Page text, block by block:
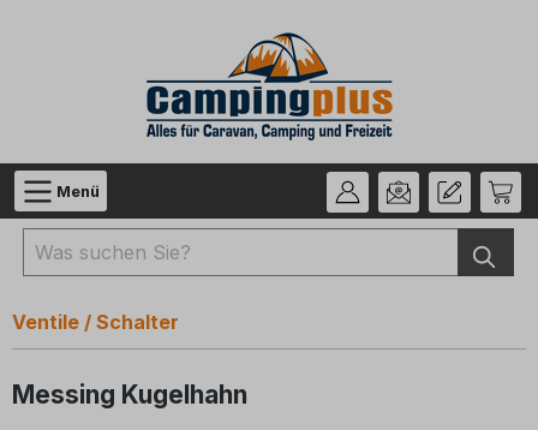
Zum Hauptinhalt springen
Menü
Ventile / Schalter
Messing Kugelhahn